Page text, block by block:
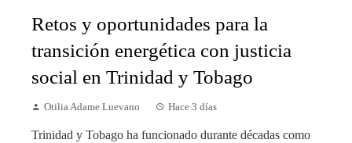
Retos y oportunidades para la
transición energética con justicia
social en Trinidad y Tobago
Otilia Adame Luevano Hace 3 días
Trinidad y Tobago ha funcionado durante décadas como